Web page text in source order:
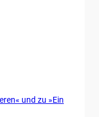
und zu »Ein